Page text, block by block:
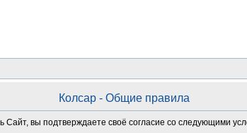
Колсар - Общие правила
вы подтверждаете своё согласие со следующими